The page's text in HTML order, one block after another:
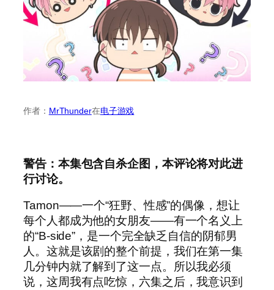
作者： MrThunder在电子游戏
警告：本集包含自杀企图，本评论将对此进
行讨论。
Tamon——一个“狂野、性感”的偶像，想让
每个人都成为他的女朋友——有一个名义上
的“B-side”，是一个完全缺乏自信的阴郁男
人。这就是该剧的整个前提，我们在第一集
几分钟内就了解到了这一点。所以我必须
说，这周我有点吃惊，六集之后，我意识到